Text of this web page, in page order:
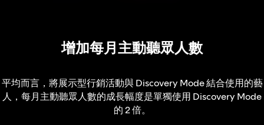
增加每月主動聽眾人數
平均而言，將展示型行銷活動與 Discovery Mode 結合使用的藝
人，每月主動聽眾人數的成長幅度是單獨使用 Discovery Mode
的 2 倍。